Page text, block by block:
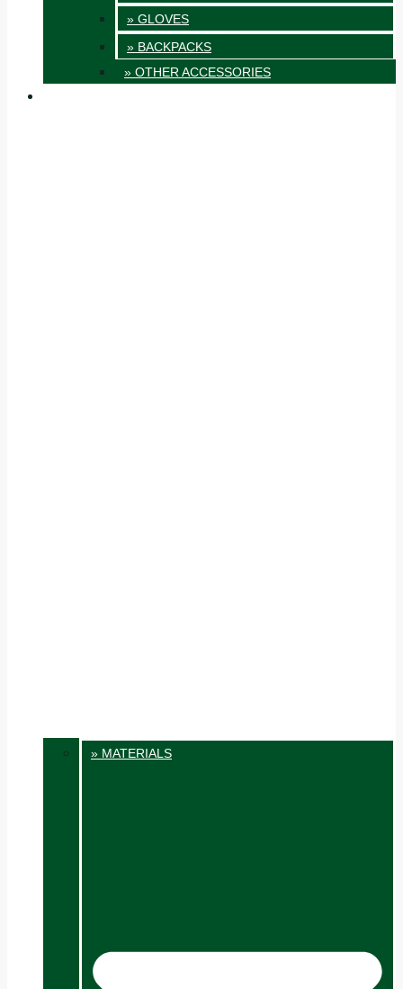
» GLOVES
» BACKPACKS
» OTHER ACCESSORIES
» MATERIALS